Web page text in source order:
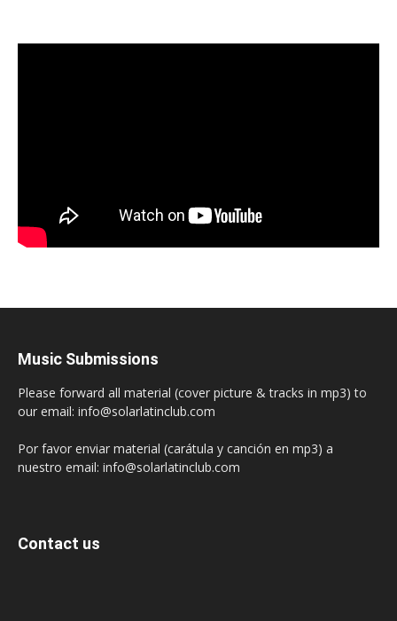
Music Submissions
Please forward all material (cover picture & tracks in mp3) to
our email: info@solarlatinclub.com
Por favor enviar material (carátula y canción en mp3) a
nuestro email: info@solarlatinclub.com
Contact us